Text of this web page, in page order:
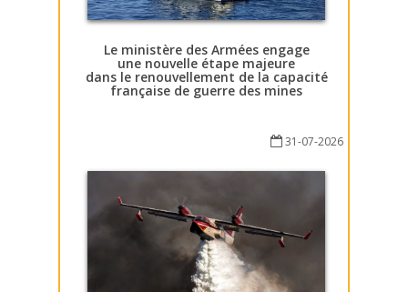
Le ministère des Armées engage
une nouvelle étape majeure
dans le renouvellement de la capacité
française de guerre des mines
31-07-2026